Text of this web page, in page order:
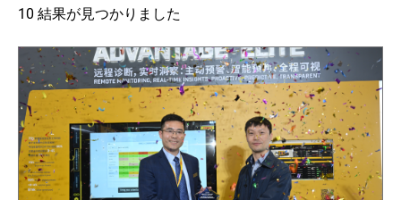
10 結果が見つかりました